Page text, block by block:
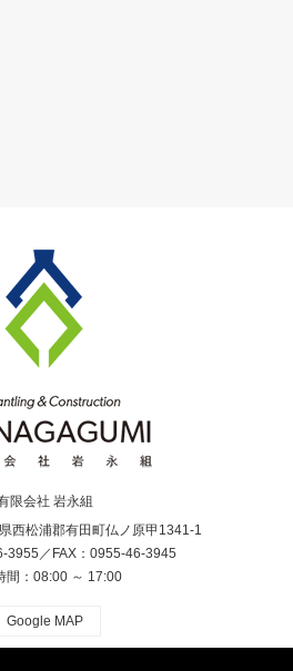
限会社 岩永組
松浦郡有田町仏ノ原甲1341-1
3955／FAX：0955-46-3945
間：08:00 ～ 17:00
Google MAP